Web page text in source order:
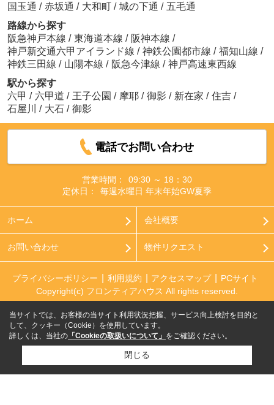
国玉通 / 赤坂通 / 大和町 / 城の下通 / 五毛通
路線から探す
阪急神戸本線 / 東海道本線 / 阪神本線 /
神戸新交通六甲アイランド線 / 神鉄公園都市線 / 福知山線 /
神鉄三田線 / 山陽本線 / 阪急今津線 / 神戸高速東西線
駅から探す
六甲 / 六甲道 / 王子公園 / 摩耶 / 御影 / 新在家 / 住吉 /
石屋川
/ 大石 / 御影
電話でお問い合わせ
営業時間：
09:30 ～ 18：30
定休日：
毎週水曜日 年末年始GW夏季
ホーム 会社概要
お問い合わせ 物件リクエスト
プライバシーポリシー 利用規約 アクセスマップ
PCサイト
Copyright(c) フロンティアハウス All rights reserved.
当サイトでは、お客様の当サイト利用状況把握、サービス向上検討を目的と
して、クッキー（Cookie）を使用しています。
詳しくは、当社の 「Cookieの取扱いについて」 をご確認ください。
閉じる